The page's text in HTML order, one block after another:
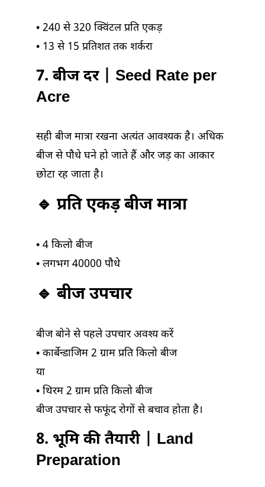
• 240 से 320 क्विंटल प्रति एकड़
• 13 से 15 प्रतिशत तक शर्करा
7. बीज दर | Seed Rate per
Acre
सही बीज मात्रा रखना अत्यंत आवश्यक है। अधिक
बीज से पौधे घने हो जाते हैं और जड़ का आकार
छोटा रह जाता है।
🔹 प्रति एकड़ बीज मात्रा
• 4 किलो बीज
• लगभग 40000 पौधे
🔹 बीज उपचार
बीज बोने से पहले उपचार अवश्य करें
• कार्बेन्डाजिम 2 ग्राम प्रति किलो बीज
या
• थिरम 2 ग्राम प्रति किलो बीज
बीज उपचार से फफूंद रोगों से बचाव होता है।
8. भूमि की तैयारी | Land
Preparation